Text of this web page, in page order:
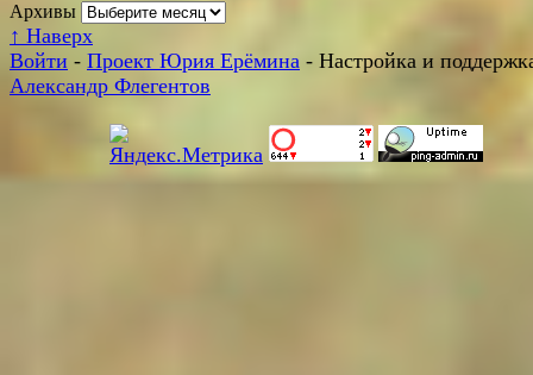
Архивы
↑ Наверх
Войти - Проект Юрия Ерёмина - Настройка и
Александр Флегентов